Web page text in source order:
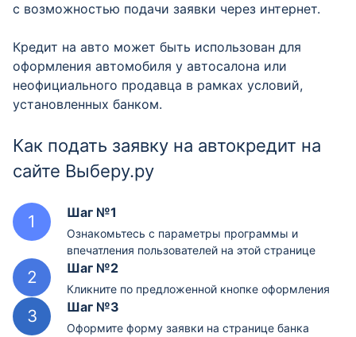
с возможностью подачи заявки через интернет.
Кредит на авто может быть использован для
оформления автомобиля у автосалона или
неофициального продавца в рамках условий,
установленных банком.
Как подать заявку на автокредит на
сайте Выберу.ру
Шаг №1
Ознакомьтесь с параметры программы и
впечатления пользователей на этой странице
Шаг №2
Кликните по предложенной кнопке оформления
Шаг №3
Оформите форму заявки на странице банка